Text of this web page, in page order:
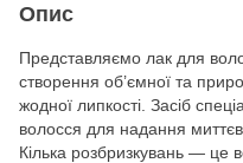
Опис
Представляємо лак для
створення об’ємної та
жодної липкості. Засіб
волосся для надання
Кілька розбризкувань — це